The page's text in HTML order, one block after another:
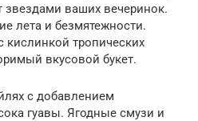
звездами ваших вечеринок.
лета и безмятежности.
кислинкой тропических
вкусовой букет.
с добавлением
гуавы. Ягодные смузи и